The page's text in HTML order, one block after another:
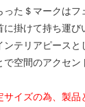
た＄マークは
に掛けて持ち運
テリアピース
空間のアクセ
イズの為、製